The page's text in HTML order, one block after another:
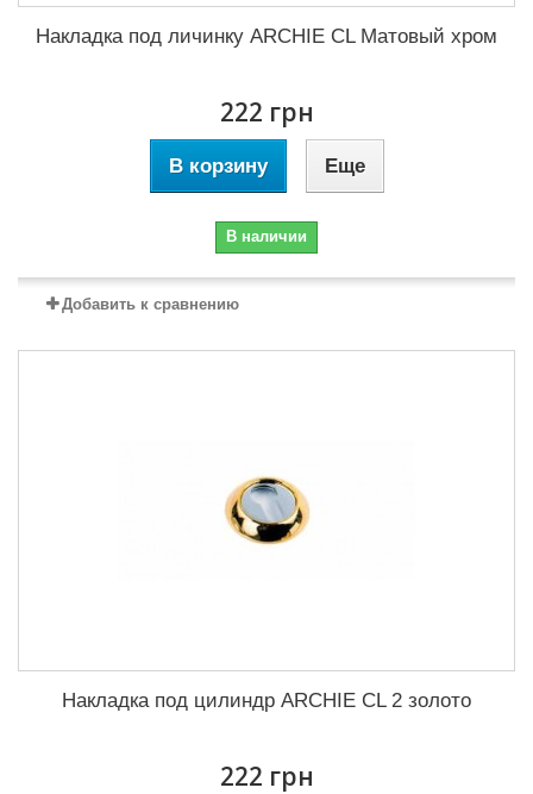
Накладка под личинку ARCHIE CL Матовый хром
222 грн
В корзину Еще
В наличии
Добавить к сравнению
Накладка под цилиндр ARCHIE CL 2 золото
222 грн